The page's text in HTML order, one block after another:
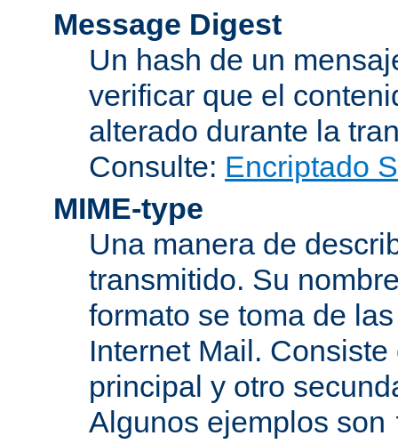
Message Digest
Un hash de un
verificar que el
alterado durante la
Consulte: Encriptado
MIME-type
Una manera de
transmitido. Su
formato se toma de
Internet Mail.
principal y otro
Algunos ejemplos son